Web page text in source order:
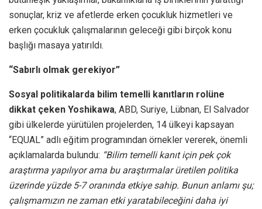
sonuçlar, kriz ve afetlerde erken çocukluk hizmetleri ve
erken çocukluk çalışmalarının geleceği gibi birçok konu
başlığı masaya yatırıldı.
“Sabırlı olmak gerekiyor”
Sosyal politikalarda bilim temelli kanıtların rolüne
dikkat çeken Yoshikawa, ABD, Suriye, Lübnan, El Salvador
gibi ülkelerde yürütülen projelerden, 14 ülkeyi kapsayan
“EQUAL” adlı eğitim programından örnekler vererek, önemli
açıklamalarda bulundu: “Bilim temelli kanıt için pek çok
araştırma yapılıyor ama bu araştırmalar üretilen politika
üzerinde yüzde 5-7 oranında etkiye sahip. Bunun anlamı şu;
çalışmamızın ne zaman etki yaratabileceğini daha iyi